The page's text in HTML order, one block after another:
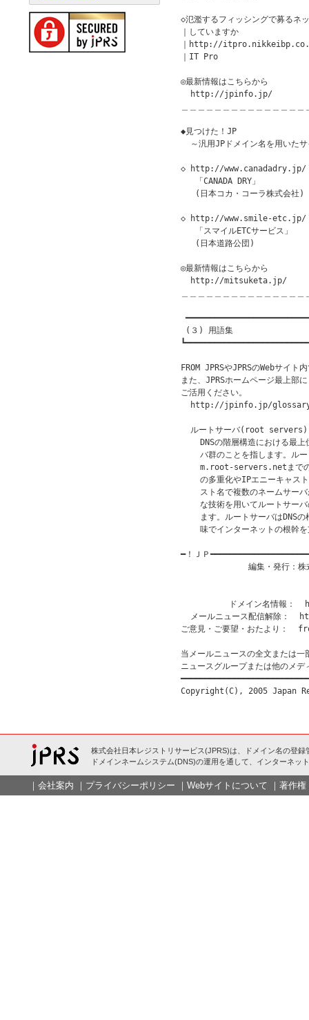
◇氾濫するフィッシングで募るネ
｜していますか
｜http://
｜IT Pro
◎最新情報はこちらから
  http://jpinfo.jp/
◆見つけた！JP
～汎用JPドメイン名を用いた
◇ http://www.canadadry.jp/
   「CANADA DRY」
   (日本コカ・コーラ株式会社)
◇ http://www.smile-etc.jp/
   「スマイルETCサービス」
   (日本道路公団)
◎最新情報はこちらから
  http://mitsuketa.jp/
(３) 用語集
FROM JPRSやJPRSのWebサイ
また、JPRSホームページ最上部
ご活用ください。
http://jpinfo.jp/
ルートサーバ(root servers)
DNSの階層構造における最上
バ群のことを指します。ル
m.root-servers.netまでの
の多重化やIPエニーキャス
スト名で複数のネームサー
な技術を用いてルートサー
ます。ルートサーバはDNSの
味でインターネットの根幹
━！ＪＰ
編集・発行：株
ドメイン名情報：
メールニュース配信解除：
ご意見・ご要望・おたより：
当メールニュースの全文または
ニュースグループまたは他のメ
株式会社日本レジストリサービス(JPRS)は、ドメイン名の登録
ドメインネームシステム(DNS)の運用を通して、インターネッ
｜ 会社案内 ｜ プライバシーポリシー ｜ Webサイトについて ｜ 著作権